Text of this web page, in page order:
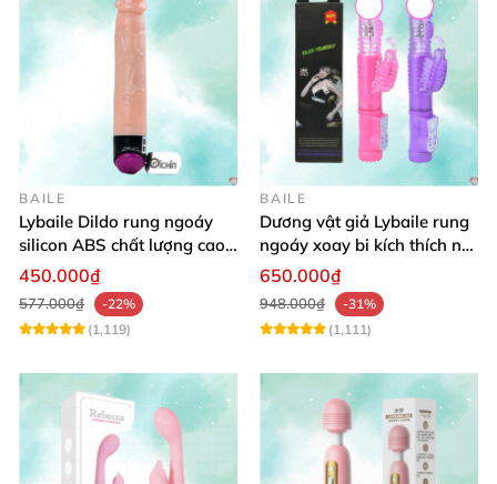
BAILE
Lybaile Dildo rung ngoáy
silicon ABS chất lượng cao
kích thước chuẩn
450.000₫
577.000₫
-22%
(1,119)
BAILE
Dương vật giả Lybaile rung
ngoáy xoay bi kích thích nữ
thủ dâm
650.000₫
948.000₫
-31%
(1,111)